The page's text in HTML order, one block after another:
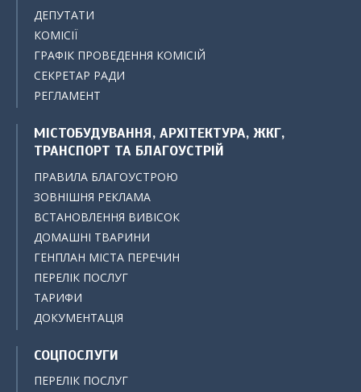
ДЕПУТАТИ
КОМІСІЇ
ГРАФІК ПРОВЕДЕННЯ КОМІСІЙ
СЕКРЕТАР РАДИ
РЕГЛАМЕНТ
МІСТОБУДУВАННЯ, АРХІТЕКТУРА, ЖКГ,
ТРАНСПОРТ ТА БЛАГОУСТРІЙ
ПРАВИЛА БЛАГОУСТРОЮ
ЗОВНІШНЯ РЕКЛАМА
ВСТАНОВЛЕННЯ ВИВІСОК
ДОМАШНІ ТВАРИНИ
ГЕНПЛАН МІСТА ПЕРЕЧИН
ПЕРЕЛІК ПОСЛУГ
ТАРИФИ
ДОКУМЕНТАЦІЯ
СОЦПОСЛУГИ
ПЕРЕЛІК ПОСЛУГ